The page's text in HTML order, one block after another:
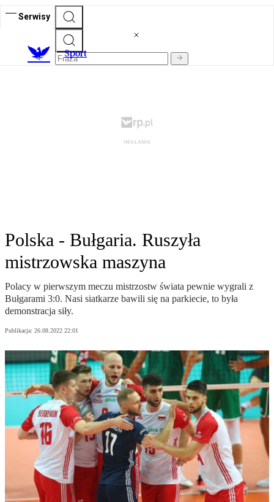
Serwisy
Sport
Polska - Bułgaria. Ruszyła
mistrzowska maszyna
Polacy w pierwszym meczu mistrzostw świata pewnie wygrali z
Bułgarami 3:0. Nasi siatkarze bawili się na parkiecie, to była
demonstracja siły.
Publikacja: 26.08.2022 22:01